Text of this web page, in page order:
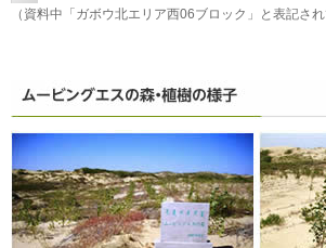
（資料中「ガボウ北エリア西06ブロック」と表記さ